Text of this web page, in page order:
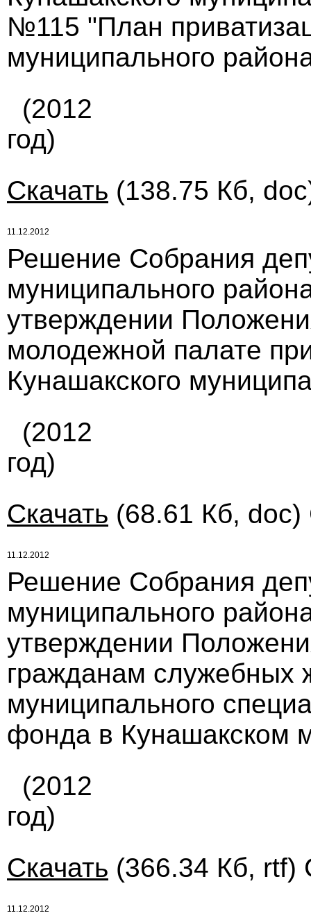
№115 "План
муниципального
(2012
год)
Скачать (138.75 Кб,
11.12.2012
Решение Собрания
муниципального
утверждении
молодежной палате
Кунашакского
(2012
год)
Скачать (68.61 Кб, doc)
11.12.2012
Решение Собрания
муниципального
утверждении
гражданам
муниципального
фонда в Кунашакском
(2012
год)
Скачать (366.34 Кб, rtf)
11.12.2012